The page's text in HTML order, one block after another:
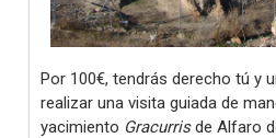
Por 100€, tendrás derecho tú y
realizar una visita guiada de
yacimiento Gracurrisde Alfaro